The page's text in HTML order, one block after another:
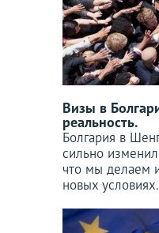
Визы в
реальность.
Болгария в
сильно
что мы делаем
новых